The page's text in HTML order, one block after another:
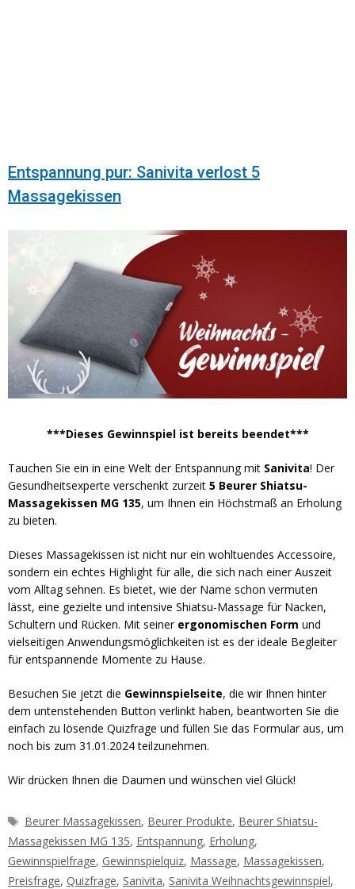
Entspannung pur: Sanivita verlost 5
Massagekissen
***Dieses Gewinnspiel ist bereits beendet***
Tauchen Sie ein in eine Welt der Entspannung mit Sanivita! Der
Gesundheitsexperte verschenkt zurzeit 5 Beurer Shiatsu-
Massagekissen MG 135, um Ihnen ein Höchstmaß an Erholung
zu bieten.
Dieses Massagekissen ist nicht nur ein wohltuendes Accessoire,
sondern ein echtes Highlight für alle, die sich nach einer Auszeit
vom Alltag sehnen. Es bietet, wie der Name schon vermuten
lässt, eine gezielte und intensive Shiatsu-Massage für Nacken,
Schultern und Rücken. Mit seiner ergonomischen Form und
vielseitigen Anwendungsmöglichkeiten ist es der ideale Begleiter
für entspannende Momente zu Hause.
Besuchen Sie jetzt die Gewinnspielseite, die wir Ihnen hinter
dem untenstehenden Button verlinkt haben, beantworten Sie die
einfach zu lösende Quizfrage und füllen Sie das Formular aus, um
noch bis zum 31.01.2024 teilzunehmen.
Wir drücken Ihnen die Daumen und wünschen viel Glück!
Schlagwörter
Beurer Massagekissen, Beurer Produkte, Beurer Shiatsu-
Massagekissen MG 135, Entspannung, Erholung,
Gewinnspielfrage, Gewinnspielquiz, Massage, Massagekissen,
Preisfrage, Quizfrage, Sanivita, Sanivita Weihnachtsgewinnspiel,